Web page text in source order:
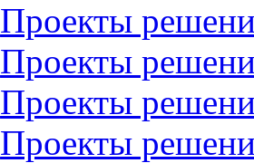
Проекты
Проекты
Проекты
Проекты